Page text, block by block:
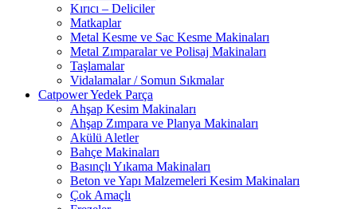
Kırıcı – Deliciler
Matkaplar
Metal Kesme ve Sac Kesme Makinaları
Metal Zımparalar ve Polisaj Makinaları
Taşlamalar
Vidalamalar / Somun Sıkmalar
Catpower Yedek Parça
Ahşap Kesim Makinaları
Ahşap Zımpara ve Planya Makinaları
Akülü Aletler
Bahçe Makinaları
Basınçlı Yıkama Makinaları
Beton ve Yapı Malzemeleri Kesim Makinaları
Çok Amaçlı